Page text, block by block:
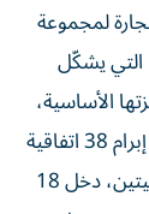
لمجموعة
التي يشكّل
الأساسية،
فمنذ إطلاق البرنامج في سبتمبر عام 2021، تم إبرام 38 اتفاقية
مع اقتصادات في آسيا وإفريقيا وأوروبا والأمريكيتين، دخل 18